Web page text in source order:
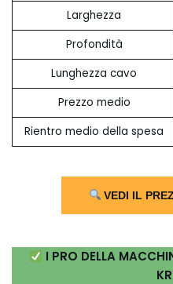
Larghezza
Profondità
Lunghezza cavo
Prezzo medio
Rientro medio della spesa
VEDI IL
I PRO DELLA